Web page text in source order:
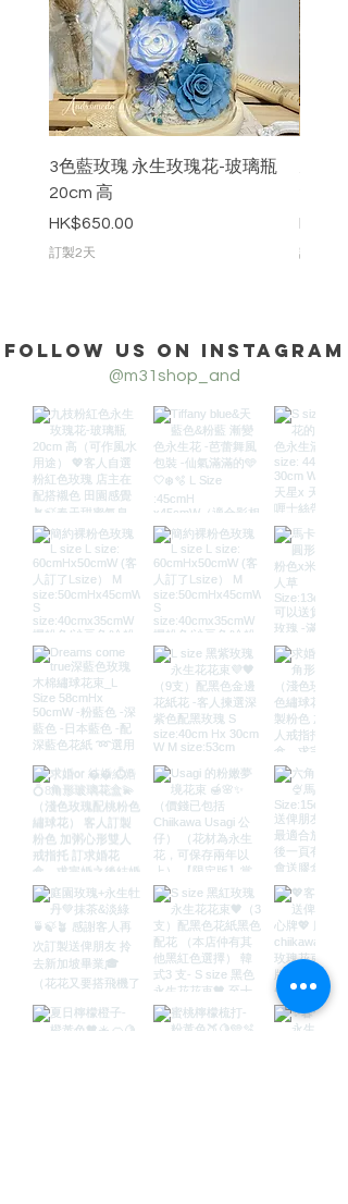
3色藍玫瑰 永生玫瑰花-玻璃瓶
20cm 高
價格
HK$650.00
訂製2天
價格
訂製2天
Follow us on Instagram
@m31shop_and